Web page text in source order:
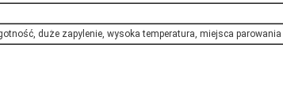
duże zapylenie, wysoka temperatura, miejsca parowania